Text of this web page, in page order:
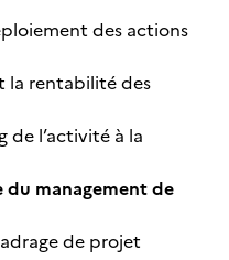
des actions
la rentabilité des
l’activité à la
du management de
de projet